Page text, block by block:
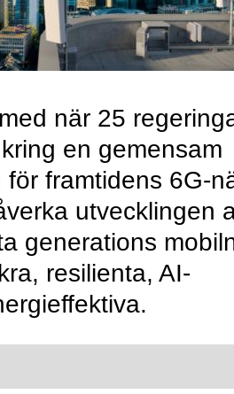
när 25
en gemensam
för framtidens 6G-
utvecklingen
generations
resilienta, AI-